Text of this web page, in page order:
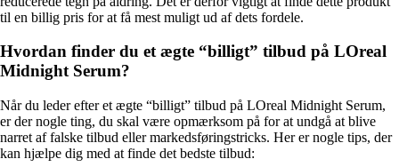
til en billig pris for at få mest muligt ud af dets fordele.
Hvordan finder du et ægte “billigt” tilbud på LOreal
Midnight Serum?
Når du leder efter et ægte “billigt” tilbud på LOreal Midnight Serum,
er der nogle ting, du skal være opmærksom på for at undgå at blive
narret af falske tilbud eller markedsføringstricks. Her er nogle tips, der
kan hjælpe dig med at finde det bedste tilbud: